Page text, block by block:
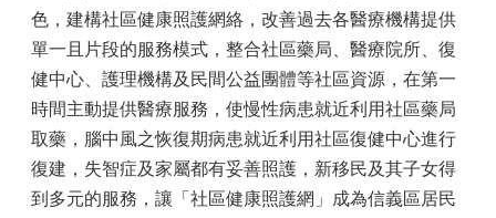
色，建構社區健康照護網絡，改善過去各醫療機構提供
單一且片段的服務模式，整合社區藥局、醫療院所、復
健中心、護理機構及民間公益團體等社區資源，在第一
時間主動提供醫療服務，使慢性病患就近利用社區藥局
取藥，腦中風之恢復期病患就近利用社區復健中心進行
復建，失智症及家屬都有妥善照護，新移民及其子女得
到多元的服務，讓「社區健康照護網」成為信義區居民